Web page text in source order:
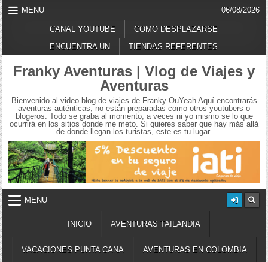
Skip
to
content
MENU
CANAL YOUTUBE
COMO DESPLAZARSE
ENCUENTRA UN
TIENDAS REFERENTES
06/08/2026
Franky Aventuras | Vlog de Viajes y
Aventuras
Bienvenido al video blog de viajes de Franky OuYeah Aquí encontrarás
aventuras auténticas, no están preparadas como otros youtubers o
blogeros. Todo se graba al momento, a veces ni yo mismo se lo que
ocurrirá en los sitios donde me meto. Si quieres saber que hay más allá
de donde llegan los turistas, este es tu lugar.
MENU
INICIO AVENTURAS TAILANDIA
VACACIONES PUNTA CANA AVENTURAS EN COLOMBIA